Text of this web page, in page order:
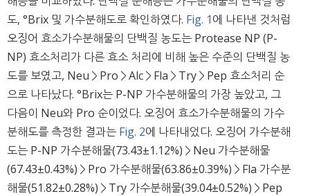
도, °Brix 및 가수분해도로 확인하였다. Fig. 1에 나타낸 것처럼
오징어 효소가수분해물의 단백질 농도는 Protease NP (P-
NP) 효소처리가 다른 효소 처리에 비해 높은 수준의 단백질 농
도를 보였고, Neu＞Pro＞Alc＞Fla＞Try＞Pep 효소처리 순
으로 나타났다. °Brix는 P-NP 가수분해물의 가장 높았고, 그
다음이 Neu와 Pro 순이었다. 오징어 효소가수분해물의 가수
분해도를 측정한 결과는 Fig. 2에 나타내었다. 오징어 가수분해
도는 P-NP 가수분해물(73.43±1.12%)＞Neu 가수분해물
(67.43±0.43%)＞Pro 가수분해물(63.86±0.39%)＞Fla 가수분
해물(51.82±0.28%)＞Try 가수분해물(39.04±0.52%)＞Pep